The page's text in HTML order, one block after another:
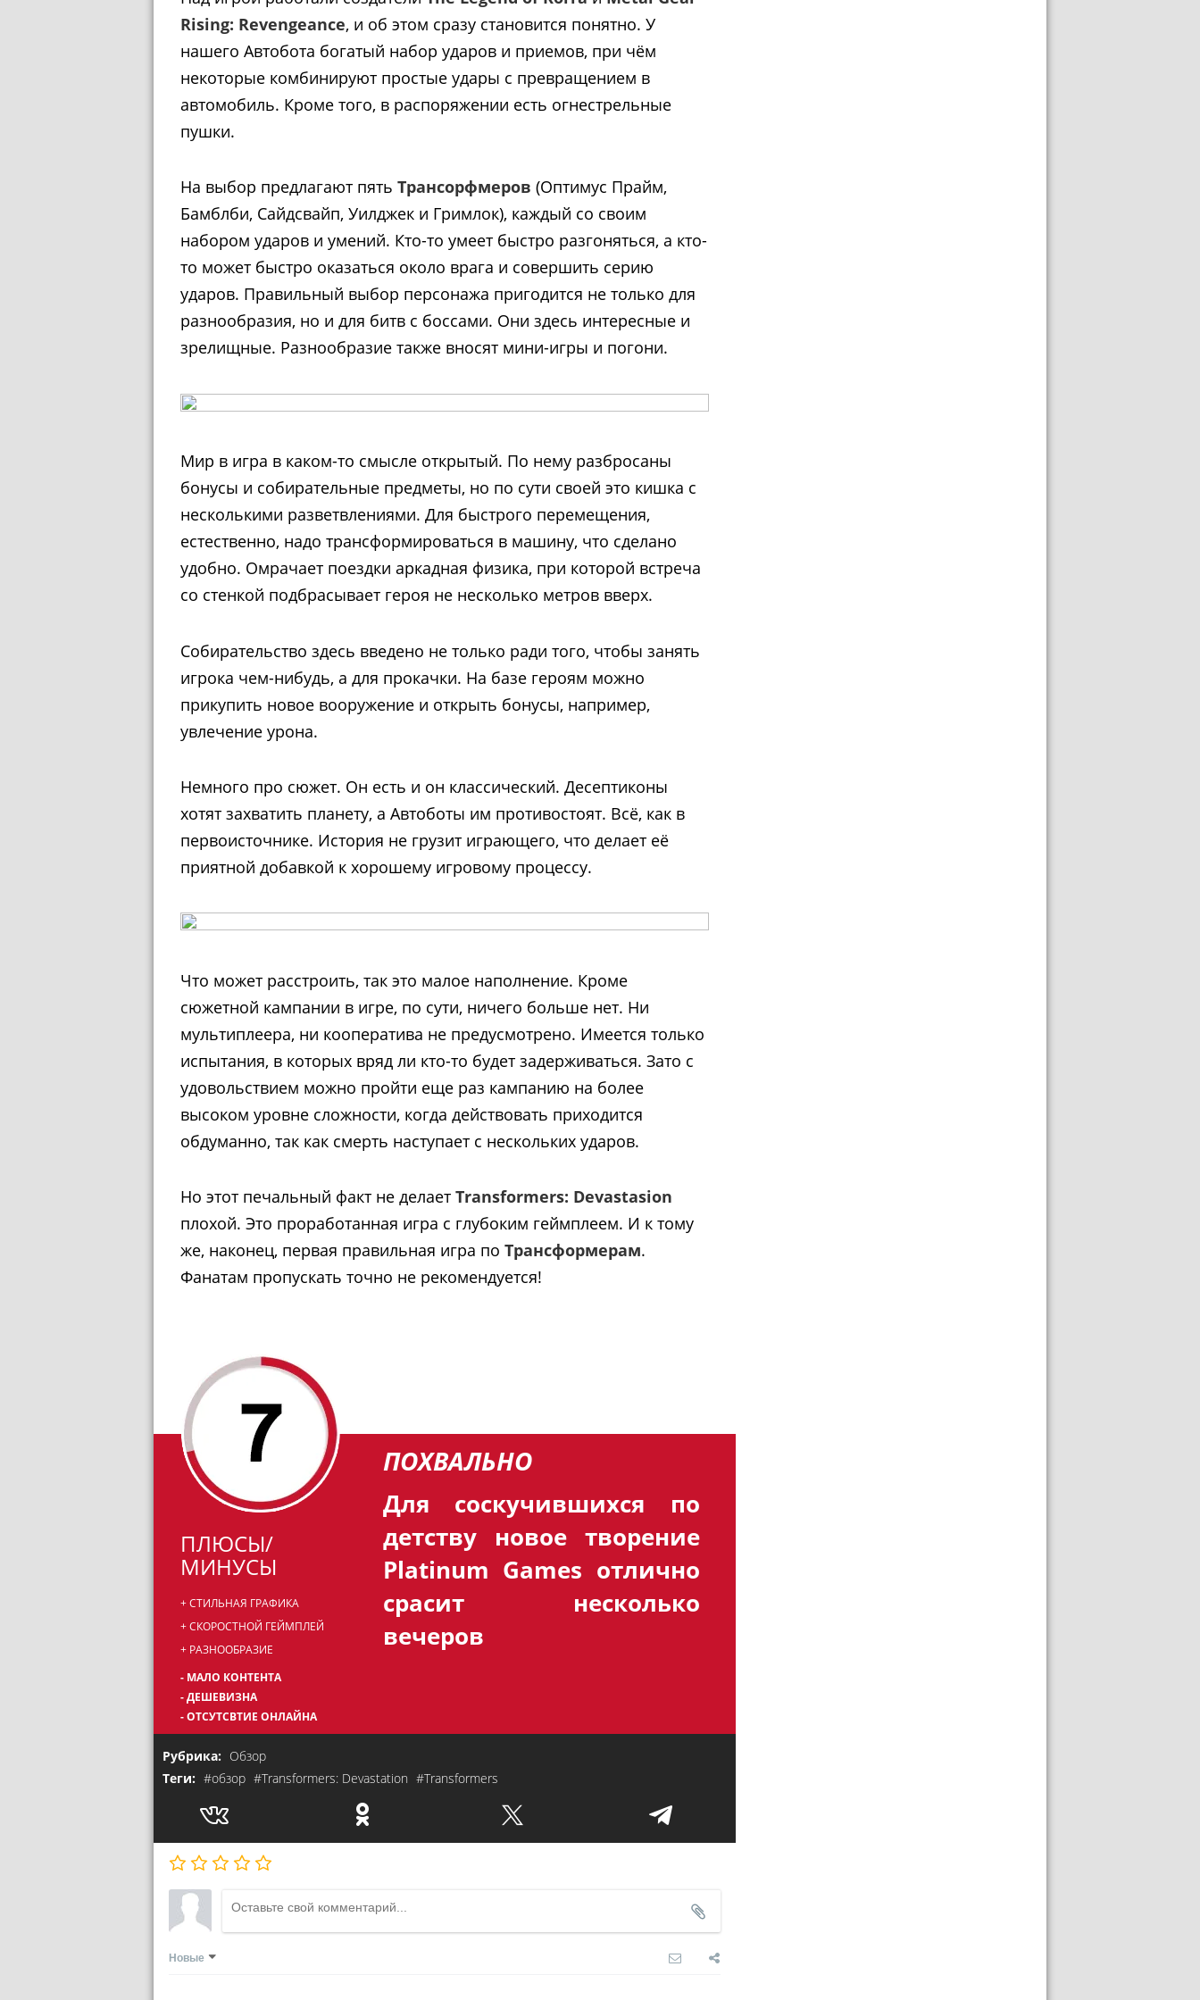
Rising: Revengeance, и об этом сразу становится понятно. У
нашего Автобота богатый набор ударов и приемов, при чём
некоторые комбинируют простые удары с превращением в
автомобиль. Кроме того, в распоряжении есть огнестрельные
пушки.
На выбор предлагают пять Трансорфмеров (Оптимус Прайм,
Бамблби, Сайдсвайп, Уилджек и Гримлок), каждый со своим
набором ударов и умений. Кто-то умеет быстро разгоняться, а кто-
то может быстро оказаться около врага и совершить серию
ударов. Правильный выбор персонажа пригодится не только для
разнообразия, но и для битв с боссами. Они здесь интересные и
зрелищные. Разнообразие также вносят мини-игры и погони.
Мир в игра в каком-то смысле открытый. По нему разбросаны
бонусы и собирательные предметы, но по сути своей это кишка с
несколькими разветвлениями. Для быстрого перемещения,
естественно, надо трансформироваться в машину, что сделано
удобно. Омрачает поездки аркадная физика, при которой встреча
со стенкой подбрасывает героя не несколько метров вверх.
Собирательство здесь введено не только ради того, чтобы занять
игрока чем-нибудь, а для прокачки. На базе героям можно
прикупить новое вооружение и открыть бонусы, например,
увлечение урона.
Немного про сюжет. Он есть и он классический. Десептиконы
хотят захватить планету, а Автоботы им противостоят. Всё, как в
первоисточнике. История не грузит играющего, что делает её
приятной добавкой к хорошему игровому процессу.
Что может расстроить, так это малое наполнение. Кроме
сюжетной кампании в игре, по сути, ничего больше нет. Ни
мультиплеера, ни кооператива не предусмотрено. Имеется только
испытания, в которых вряд ли кто-то будет задерживаться. Зато с
удовольствием можно пройти еще раз кампанию на более
высоком уровне сложности, когда действовать приходится
обдуманно, так как смерть наступает с нескольких ударов.
Но этот печальный факт не делает Transformers: Devastasion
плохой. Это проработанная игра с глубоким геймплеем. И к тому
же, наконец, первая правильная игра по Трансформерам.
Фанатам пропускать точно не рекомендуется!
ПЛЮСЫ/
МИНУСЫ
+ СТИЛЬНАЯ ГРАФИКА
+ СКОРОСТНОЙ ГЕЙМПЛЕЙ
+ РАЗНООБРАЗИЕ
- МАЛО КОНТЕНТА
- ДЕШЕВИЗНА
- ОТСУТСВТИЕ ОНЛАЙНА
ПОХВАЛЬНО
Для соскучившихся по
детству новое творение
Platinum Games отлично
срасит несколько
вечеров
Рубрика: Обзор
Теги: #обзор #Transformers: Devastation #Transformers
Новые